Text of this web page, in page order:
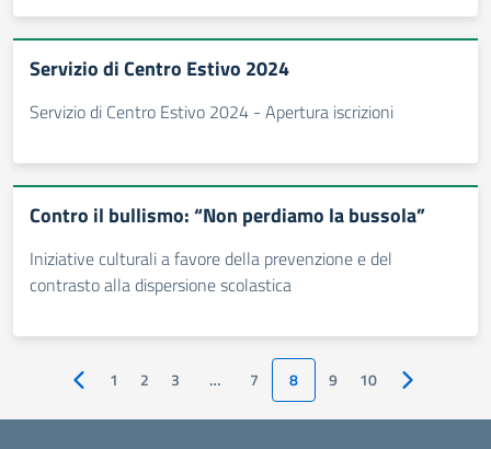
Servizio di Centro Estivo 2024
Servizio di Centro Estivo 2024 - Apertura iscrizioni
Contro il bullismo: “Non perdiamo la bussola”
Iniziative culturali a favore della prevenzione e del
contrasto alla dispersione scolastica
Pagina precedente
1 2 3 … 7 8 9 10 Pagina